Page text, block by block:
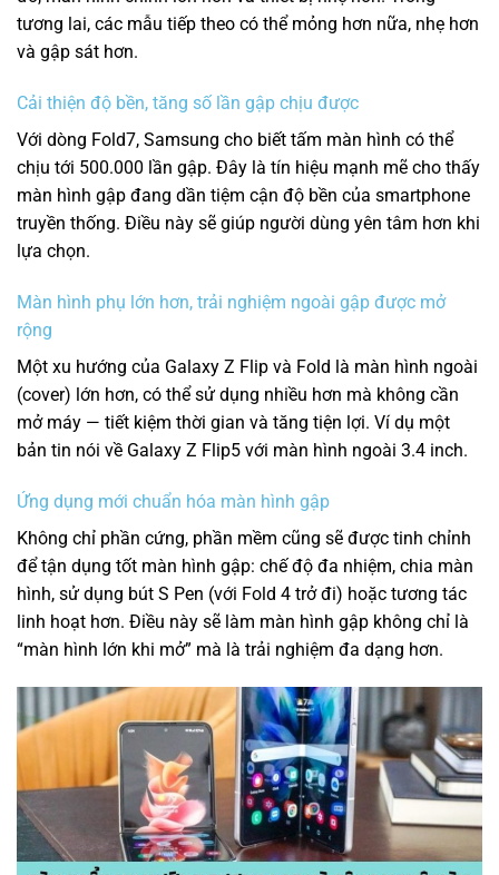
tương lai, các mẫu tiếp theo có thể mỏng hơn nữa, nhẹ hơn
và gập sát hơn.
Cải thiện độ bền, tăng số lần gập chịu được
Với dòng Fold7, Samsung cho biết tấm màn hình có thể
chịu tới 500.000 lần gập. Đây là tín hiệu mạnh mẽ cho thấy
màn hình gập đang dần tiệm cận độ bền của smartphone
truyền thống. Điều này sẽ giúp người dùng yên tâm hơn khi
lựa chọn.
Màn hình phụ lớn hơn, trải nghiệm ngoài gập được mở
rộng
Một xu hướng của Galaxy Z Flip và Fold là màn hình ngoài
(cover) lớn hơn, có thể sử dụng nhiều hơn mà không cần
mở máy — tiết kiệm thời gian và tăng tiện lợi. Ví dụ một
bản tin nói về Galaxy Z Flip5 với màn hình ngoài 3.4 inch.
Ứng dụng mới chuẩn hóa màn hình gập
Không chỉ phần cứng, phần mềm cũng sẽ được tinh chỉnh
để tận dụng tốt màn hình gập: chế độ đa nhiệm, chia màn
hình, sử dụng bút S Pen (với Fold 4 trở đi) hoặc tương tác
linh hoạt hơn. Điều này sẽ làm màn hình gập không chỉ là
“màn hình lớn khi mở” mà là trải nghiệm đa dạng hơn.